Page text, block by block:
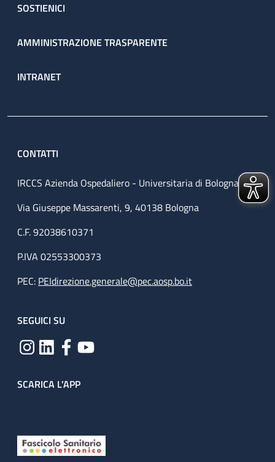
SOSTIENICI
AMMINISTRAZIONE TRASPARENTE
INTRANET
CONTATTI
IRCCS Azienda Ospedaliero - Universitaria di Bologna
Via Giuseppe Massarenti, 9, 40138 Bologna
C.F. 92038610371
P.IVA 02553300373
PEC: PEIdirezione.generale@pec.aosp.bo.it
SEGUICI SU
SCARICA L'APP